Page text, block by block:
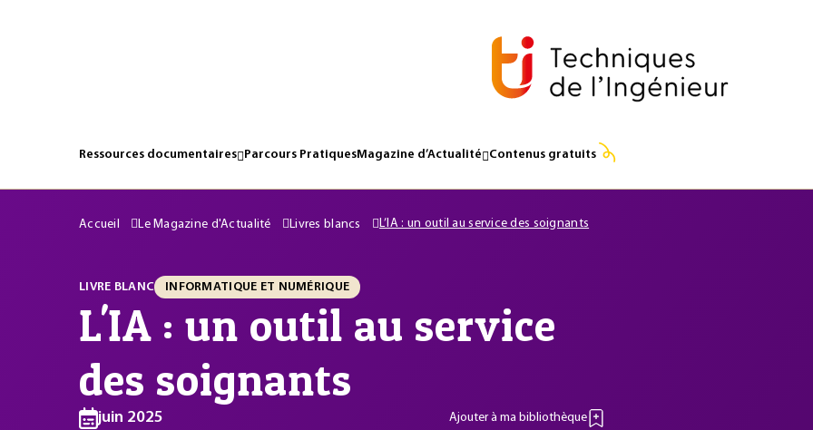
Ressources documentaires Parcours PratiquesMagazine d’Actualité Contenus gratuits
Accueil Le Magazine d'Actualité Livres blancs L’IA : un outil au service des soignants
LIVRE BLANC INFORMATIQUE ET NUMÉRIQUE
L'IA : un outil au service
des soignants
juin 2025 Ajouter à ma bibliothèque